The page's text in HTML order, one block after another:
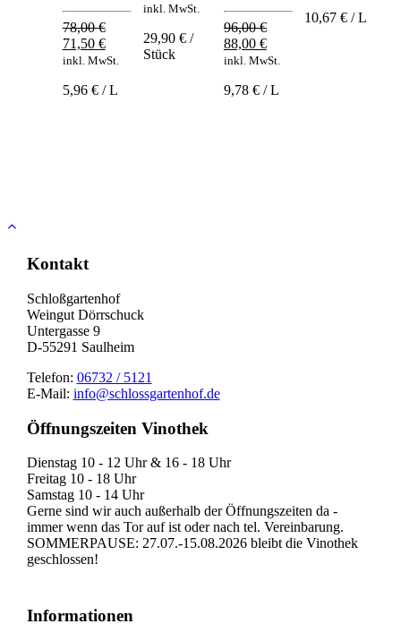
78,00€
Ursprünglicher
Preis
78,00 €
71,50 €Aktueller
Preis
71,50 €.
inkl. MwSt.
5,96 € / L
inkl. MwSt.
29,90 € /
Stück
96,00€
Ursprünglicher
Preis
96,00 €
88,00 €Aktueller
Preis
88,00 €.
inkl. MwSt.
9,78 € / L
10,67 € / L
Nach
Kontakt
Schloßgartenhof
Weingut Dörrschuck
Untergasse 9
D-55291 Saulheim
Telefon: 06732 / 5121
E-Mail: info@schlossgartenhof.de
Öffnungszeiten Vinothek
Dienstag 10 - 12 Uhr & 16 - 18 Uhr
Freitag 10 - 18 Uhr
Samstag 10 - 14 Uhr
Gerne sind wir auch außerhalb der Öffnungszeiten da -
immer wenn das Tor auf ist oder nach tel. Vereinbarung.
SOMMERPAUSE: 27.07.-15.08.2026 bleibt die Vinothek
geschlossen!
Informationen